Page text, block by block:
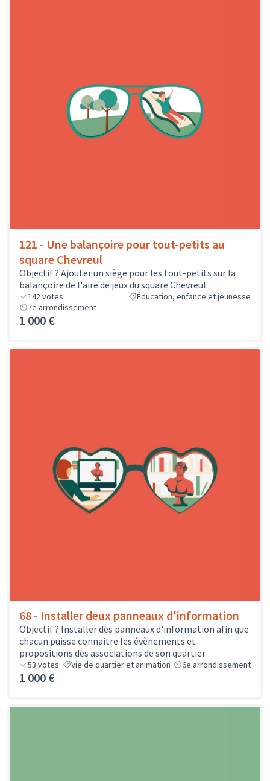
121 - Une balançoire pour tout-petits au
square Chevreul
Objectif ? Ajouter un siège pour les tout-petits sur la
balançoire de l'aire de jeux du square Chevreul.
142votes
Éducation, enfance et jeunesse
7e arrondissement
1 000 €
68 - Installer deux panneaux d'information
Objectif ? Installer des panneaux d'information afin que
chacun puisse connaitre les évènements et
propositions des associations de son quartier.
53 votes Vie de quartier et animation 6e arrondissement
1 000 €